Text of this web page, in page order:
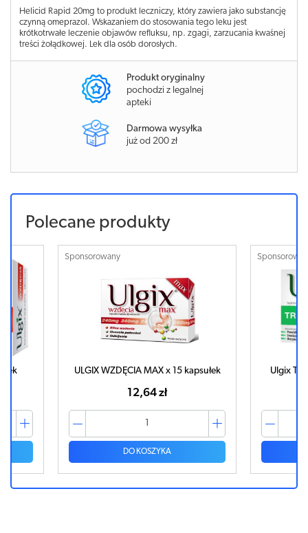
Helicid Rapid 20mg to produkt leczniczy, który zawiera jako substancję
czynną omeprazol. Wskazaniem do stosowania tego leku jest
krótkotrwałe leczenie objawów refluksu, np. zgagi, zarzucania kwaśnej
treści żołądkowej. Lek dla osób dorosłych.
Produkt oryginalny
pochodzi z legalnej
apteki
Darmowa wysyłka
już od 200 zł
Polecane produkty
Sponsorowany
Ulgix Trawienie Plus x 30 kapsułek
19,35 zł
DO KOSZYKA
ULGIX